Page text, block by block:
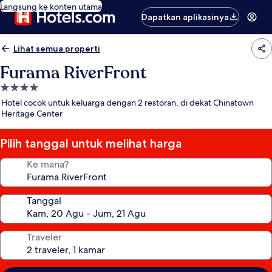
Langsung ke konten utama
Dapatkan aplikasinya
Lihat semua properti
Furama RiverFront
Properti
bintang
4.0
Hotel cocok untuk keluarga dengan 2 restoran, di dekat Chinatown
Heritage Center
Pilih tanggal untuk melihat harga
Ke mana?
Tanggal
Traveler